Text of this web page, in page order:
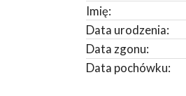
Imię:
Data urodzenia:
Data zgonu:
Data pochówku: